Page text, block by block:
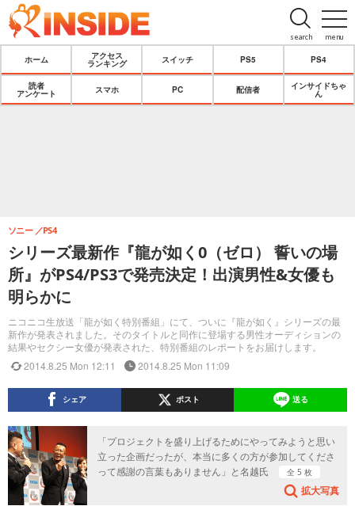
menu
search
ホーム
アクセス
ランキング
スイッチ PS5 PS4
読者
アンケート
スマホ PC 配信者
インサイドちゃ
ん
シリーズ最新作『龍が如く0（ゼロ） 誓いの場
所』がPS4/PS3で発売決定！出演男性&女優も
明らかに
ニコニコ生放送「龍が如く特別番組」にて、ついに『龍が如く』シリーズの最
新作が発表されました。そのタイトルと同作に登場する男性オーディションの
結果やセクシー女優が発表された、特別番組のレポートをお届けします。
ソニー PS4
2014.8.25 Mon 12:11 2014.8.25 Mon 11:09
シェア ポスト 送る
「プロジェクトを盛り上げるためにやってみようと思い
立った企画だったが、本当に多くの方が参加してくださ
って感謝の言葉もありません」と名越氏
全 5 枚
拡大写真